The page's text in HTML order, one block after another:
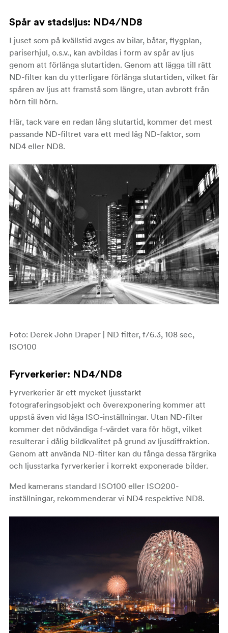
Spår av stadsljus: ND4/ND8
Ljuset som på kvällstid avges av bilar, båtar, flygplan,
pariserhjul, o.s.v., kan avbildas i form av spår av ljus
genom att förlänga slutartiden. Genom att lägga till rätt
ND-filter kan du ytterligare förlänga slutartiden, vilket får
spåren av ljus att framstå som längre, utan avbrott från
hörn till hörn.
Här, tack vare en redan lång slutartid, kommer det mest
passande ND-filtret vara ett med låg ND-faktor, som
ND4 eller ND8.
Foto: Derek John Draper | ND filter, f/6.3, 108 sec,
ISO100
Fyrverkerier: ND4/ND8
Fyrverkerier är ett mycket ljusstarkt
fotograferingsobjekt och överexponering kommer att
uppstå även vid låga ISO-inställningar. Utan ND-filter
kommer det nödvändiga f-värdet vara för högt, vilket
resulterar i dålig bildkvalitet på grund av ljusdiffraktion.
Genom att använda ND-filter kan du fånga dessa färgrika
och ljusstarka fyrverkerier i korrekt exponerade bilder.
Med kamerans standard ISO100 eller ISO200-
inställningar, rekommenderar vi ND4 respektive ND8.